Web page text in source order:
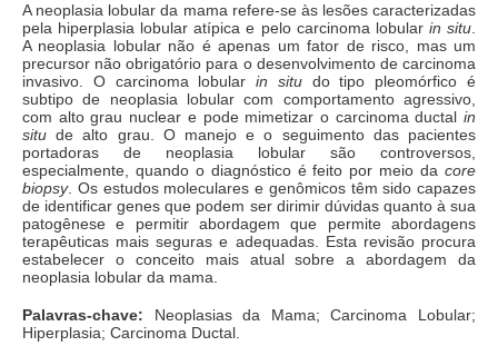
A neoplasia lobular da mama refere-se às lesões caracterizadas
pela hiperplasia lobular atípica e pelo carcinoma lobular in situ
A neoplasia lobular não é apenas um fator de risco, mas um
precursor não obrigatório para o desenvolvimento de carcinoma
invasivo. O carcinoma lobularin situdo tipo pleomórfico é
subtipo de neoplasia lobular com comportamento agressivo,
com alto grau nuclear e pode mimetizar o carcinoma ductal in
situ de alto grau. O manejo e o seguimento das pacientes
portadoras de neoplasia lobular são controversos,
especialmente, quando o diagnóstico é feito por meio da core
biopsy. Os estudos moleculares e genômicos têm sido capazes
de identificar genes que podem ser dirimir dúvidas quanto à sua
patogênese e permitir abordagem que permite abordagens
terapêuticas mais seguras e adequadas. Esta revisão procura
estabelecer o conceito mais atual sobre a abordagem da
neoplasia lobular da mama.
Palavras-chave: Neoplasias da Mama; Carcinoma Lobular;
Hiperplasia; Carcinoma Ductal.